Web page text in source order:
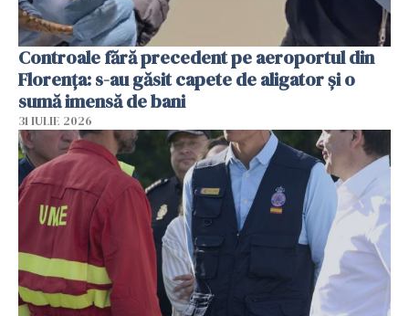
Controale fără precedent pe aeroportul din
Florența: s-au găsit capete de aligator și o
sumă imensă de bani
31 IULIE 2026